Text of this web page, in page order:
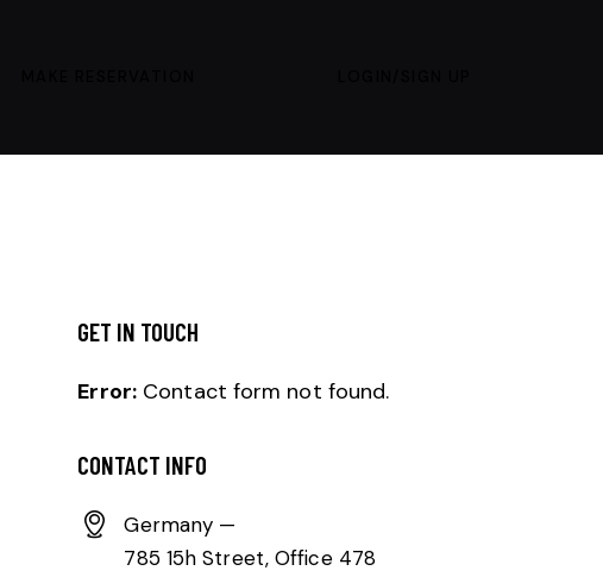
GET IN TOUCH
Error: Contact form not found.
CONTACT INFO
Germany —
785 15h Street, Office 478